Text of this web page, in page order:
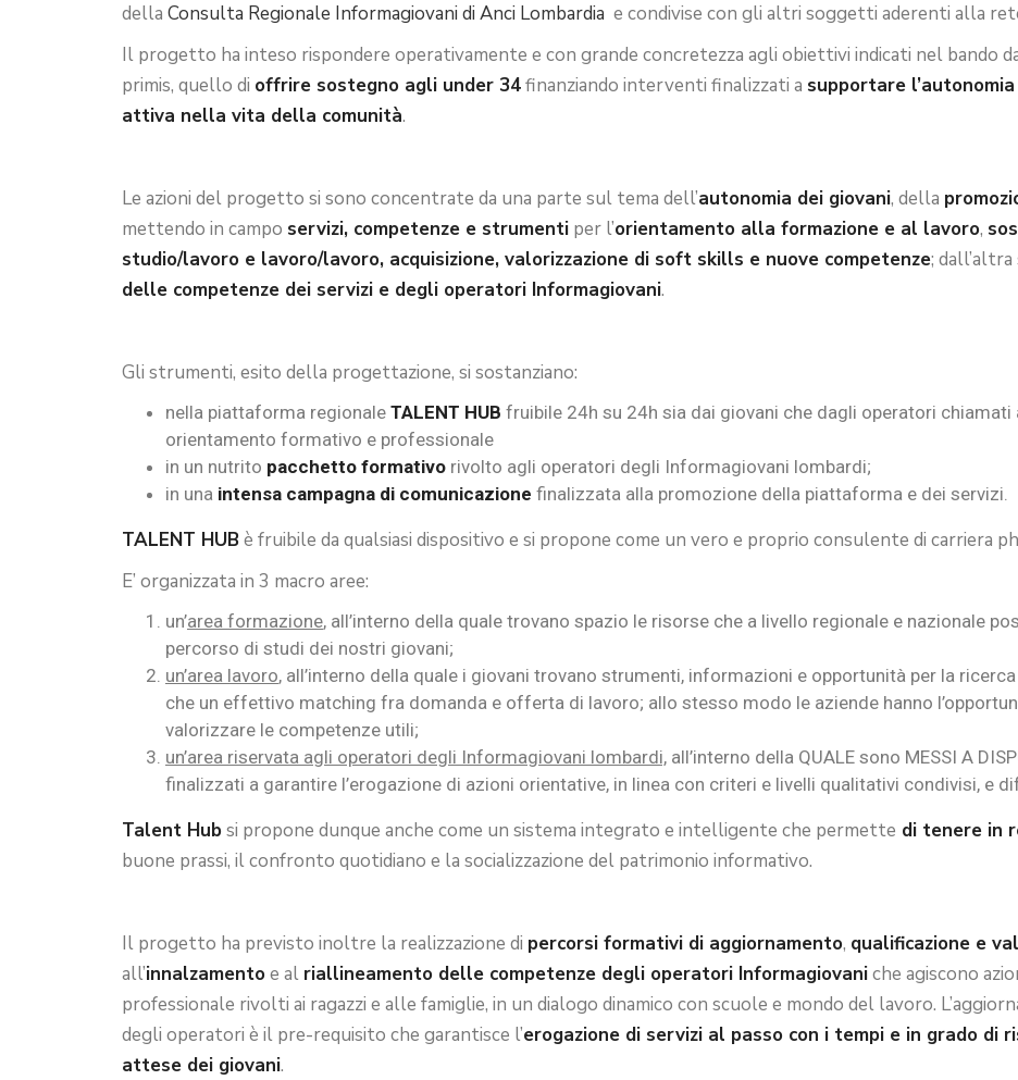
della Consulta Regionale Informagiovani di Anci Lombardia e condivise con gli altri soggetti aderenti alla
Il progetto ha inteso rispondere operativamente e con grande concretezza agli obiettivi indicati nel bando
primis, quello di offrire sostegno agli under 34finanziando interventi finalizzati a supportare
attiva nella vita della comunità.
Le azioni del progetto si sono concentrate da una parte sul tema dell’autonomia dei giovani, della
mettendo in campo servizi, competenze e strumenti per l’orientamento alla formazione e al lavoro,
studio/lavoro e lavoro/lavoro, acquisizione, valorizzazione di soft skills e nuove competenze;
delle competenze dei servizi e degli operatori Informagiovani.
Gli strumenti, esito della progettazione, si sostanziano:
nella piattaforma regionale TALENT HUB fruibile 24h su 24h sia dai giovani che dagli operatori
orientamento formativo e professionale
in un nutrito pacchetto formativo rivolto agli operatori degli Informagiovani lombardi;
in una intensa campagna di comunicazione finalizzata alla promozione della piattaforma e dei servizi.
TALENT HUBè fruibile da qualsiasi dispositivo e si propone come un vero e proprio consulente di carriera
E’ organizzata in 3 macro aree:
un’area formazione, all’interno della quale trovano spazio le risorse che a livello regionale e nazionale
percorso di studi dei nostri giovani;
un’area lavoro, all’interno della quale i giovani trovano strumenti, informazioni e opportunità per la
che un effettivo matching fra domanda e offerta di lavoro; allo stesso modo le aziende hanno
valorizzare le competenze utili;
un’area riservata agli operatori degli Informagiovani lombardi, all’interno della QUALE sono MESSI A
finalizzati a garantire l’erogazione di azioni orientative, in linea con criteri e livelli qualitativi condivisi, e
Talent Hubsi propone dunque anche come un sistema integrato e intelligente che permette di tenere in
buone prassi, il confronto quotidiano e la socializzazione del patrimonio informativo.
Il progetto ha previsto inoltre la realizzazione di percorsi formativi di aggiornamento, qualificazione e
all’innalzamentoe al riallineamento delle competenze degli operatori Informagiovaniche agiscono
professionale rivolti ai ragazzi e alle famiglie, in un dialogo dinamico con scuole e mondo del lavoro.
degli operatori è il pre-requisito che garantisce l’erogazione di servizi al passo con i tempi e in grado di
attese dei giovani.